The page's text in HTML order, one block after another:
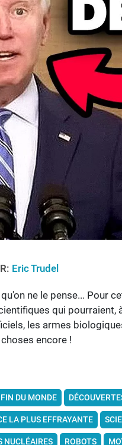
Eric Trudel
ne le pense... Pour
qui pourraient,
les armes
encore !
FIN DU MONDE
LA PLUS EFFRAYANTE
NUCLÉAIRES ROBOTS